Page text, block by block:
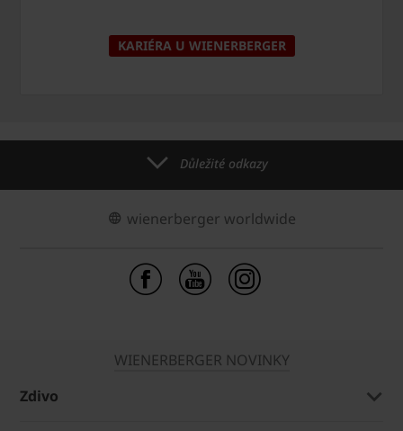
KARIÉRA U WIENERBERGER
Důležité odkazy
wienerberger worldwide
WIENERBERGER NOVINKY
Zdivo